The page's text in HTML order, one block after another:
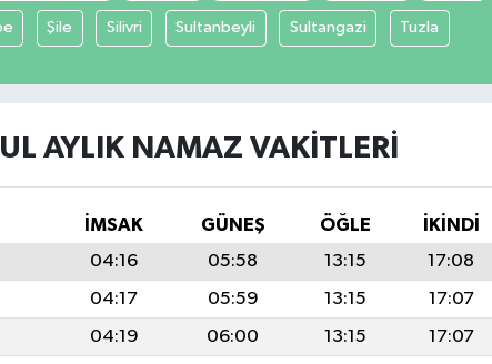
Şile Silivri Sultanbeyli Sultangazi Tuzla
AYLIK NAMAZ VAKITLERI
İMSAK GÜNEŞ ÖĞLE İKINDI
04:16 05:58 13:15 17:08
04:17 05:59 13:15 17:07
04:19 06:00 13:15 17:07